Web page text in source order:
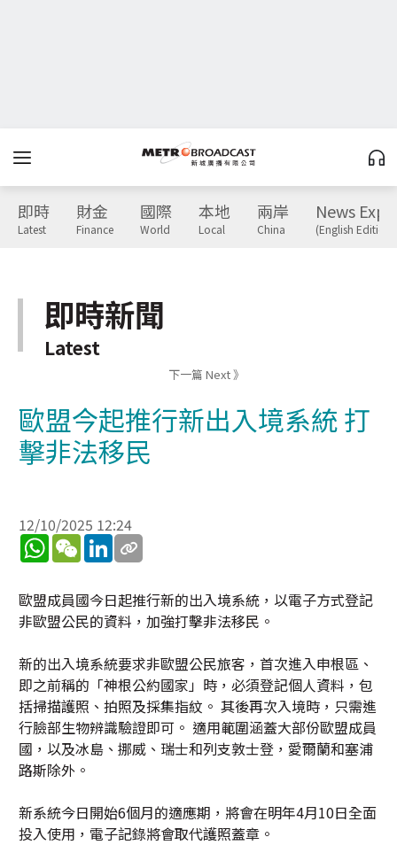
即時
Latest
財金
Finance
國際
World
本地
Local
兩岸
China
News
(English Edition)
即時新聞
Latest
下一篇 Next 》
歐盟今起推行新出入境系統 打
擊非法移民
12/10/2025 12:24
WhatsApp
WeChatLinkedIn
歐盟成員國今日起推行新的出入境系統，以電子方式登記
非歐盟公民的資料，加強打擊非法移民。
新的出入境系統要求非歐盟公民旅客，首次進入申根區、
即之前稱的「神根公約國家」時，必須登記個人資料，包
括掃描護照、拍照及採集指紋。 其後再次入境時，只需進
行臉部生物辨識驗證即可。 適用範圍涵蓋大部份歐盟成員
國，以及冰島、挪威、瑞士和列支敦士登，愛爾蘭和塞浦
路斯除外。
新系統今日開始6個月的適應期，將會在明年4月10日全面
投入使用，電子記錄將會取代護照蓋章。